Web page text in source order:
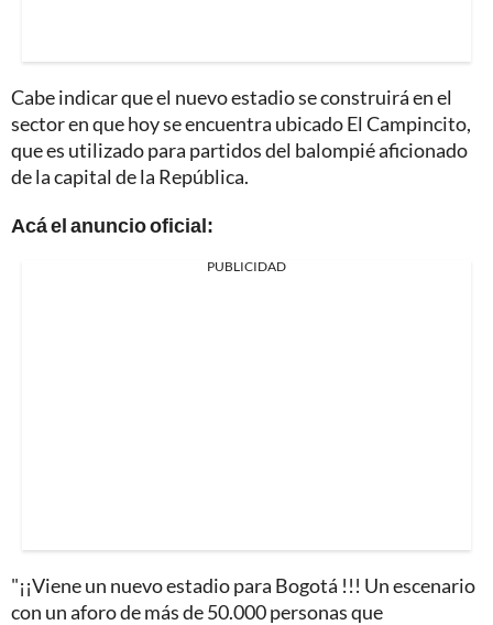
Cabe indicar que el nuevo estadio se construirá en el
sector en que hoy se encuentra ubicado El Campincito,
que es utilizado para partidos del balompié aficionado
de la capital de la República.
Acá el anuncio oficial:
PUBLICIDAD
"¡¡Viene un nuevo estadio para Bogotá !!! Un escenario
con un aforo de más de 50.000 personas que